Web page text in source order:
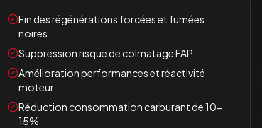
Fin des régénérations forcées et fumées
noires
Suppression risque de colmatage FAP
Amélioration performances et réactivité
moteur
Réduction consommation carburant de 10-
15%